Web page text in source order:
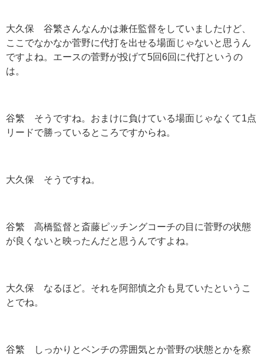
大久保 谷繁さんなんかは兼任監督をしていましたけど、
ここでなかなか菅野に代打を出せる場面じゃないと思うん
ですよね。エースの菅野が投げて5回6回に代打というの
は。
谷繁 そうですね。おまけに負けている場面じゃなくて1点
リードで勝っているところですからね。
大久保 そうですね。
谷繁 高橋監督と斎藤ピッチングコーチの目に菅野の状態
が良くないと映ったんだと思うんですよね。
大久保 なるほど。それを阿部慎之介も見ていたというこ
とでね。
谷繁 しっかりとベンチの雰囲気とか菅野の状態とかを察